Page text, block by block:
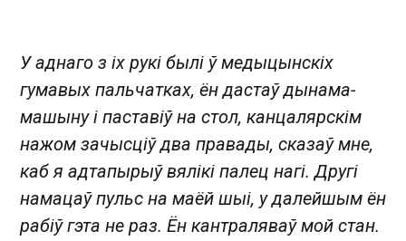
У аднаго з іх рукі былі ў медыцынскіх
гумавых пальчатках, ён дастаў дынама-
машыну і паставіў на стол, канцалярскім
нажом зачысціў два правады, сказаў мне,
каб я адтапырыў вялікі палец нагі. Другі
намацаў пульс на маёй шыі, у далейшым ён
рабіў гэта не раз. Ён кантраляваў мой стан.